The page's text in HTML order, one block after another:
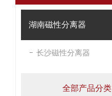
湖南磁性分离器
长沙磁性分离器
全部产品分类